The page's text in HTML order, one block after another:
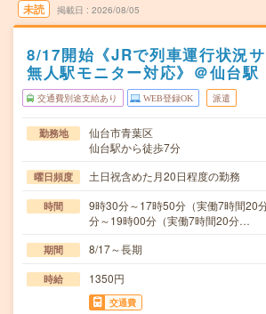
未読 掲載日 2026/08/05
8/17開始《JRで列車運行状況
無人駅モニター対応》＠仙台駅
交通費別途支給あり WEB登録OK 派遣
勤務地
仙台市青葉区
仙台駅から徒歩7分
曜日頻度 土日祝含めた月20日程度の勤務
時間
9時30分～17時50分（実働7時間20
分～19時00分（実働7時間20分…
期間 8/17～長期
時給 1350円
交通費